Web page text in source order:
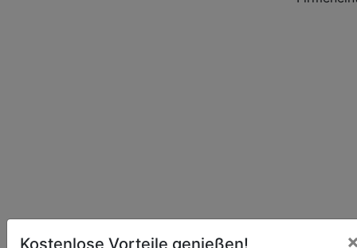
Kostenlose Vorteile genießen!